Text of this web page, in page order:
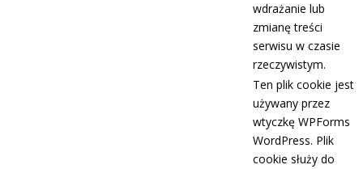
wdrażanie lub
zmianę treści
serwisu w czasie
rzeczywistym.
Ten plik cookie jest
używany przez
wtyczkę WPForms
WordPress. Plik
cookie służy do